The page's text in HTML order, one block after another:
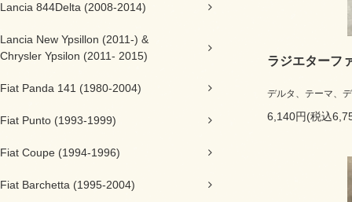
Lancia 844Delta (2008-2014)
Lancia New Ypsillon (2011-) &
Chrysler Ypsilon (2011- 2015)
Fiat Panda 141 (1980-2004)
Fiat Punto (1993-1999)
Fiat Coupe (1994-1996)
Fiat Barchetta (1995-2004)
ラジエターフ
デルタ、テーマ、
6,140円(税込